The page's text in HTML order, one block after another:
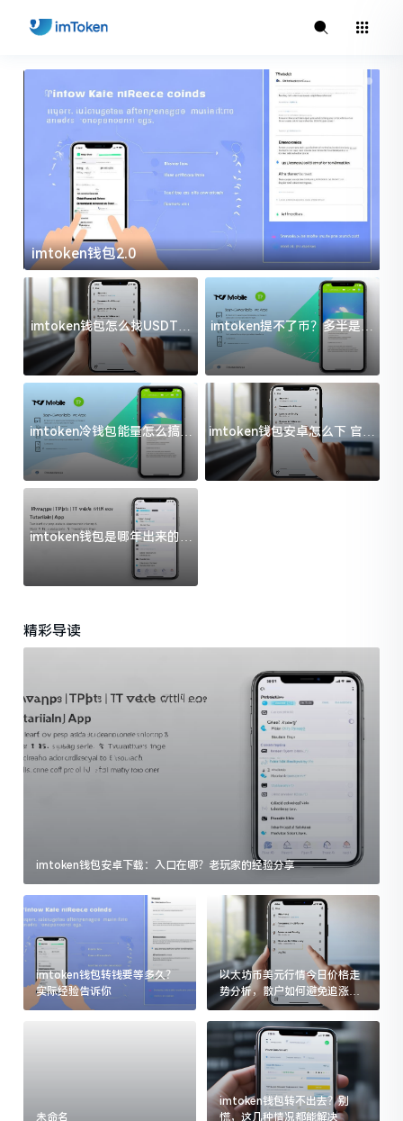
imtoken钱包2.0
imtoken钱包怎么找USDT地
址？三步搞定不踩坑
imtoken提不了币？多半是这
几件事没处理好
imtoken冷钱包能量怎么搞？
过来人告诉你门道
imtoken钱包安卓怎么下 官方
渠道避坑指南
imtoken钱包是哪年出来的？
一文给你说清楚
精彩导读
imtoken钱包安卓下载：入口在哪？老玩家的经验分享
imtoken钱包转钱要等多久？
实际经验告诉你
以太坊币美元行情今日价格走
势分析，散户如何避免追涨杀
跌被套牢
未命名
imtoken钱包转不出去？别
慌，这几种情况都能解决